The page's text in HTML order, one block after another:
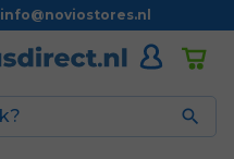
info@noviostores.nl
